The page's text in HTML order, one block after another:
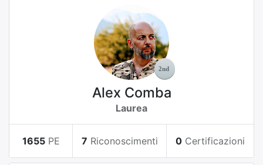
Alex Comba
Laurea
1655 PE 7 Riconoscimenti 0 Certificazioni